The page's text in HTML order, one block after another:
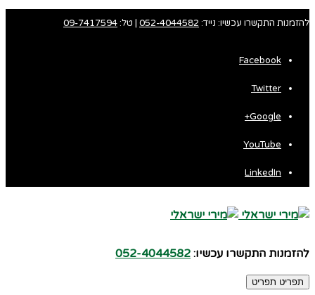
להזמנות התקשרו עכשיו: נייד: 052-4044582 | טל:09-7417594
Facebook
Twitter
Google+
YouTube
LinkedIn
להזמנות התקשרו עכשיו: 052-4044582
תפריט תפריט